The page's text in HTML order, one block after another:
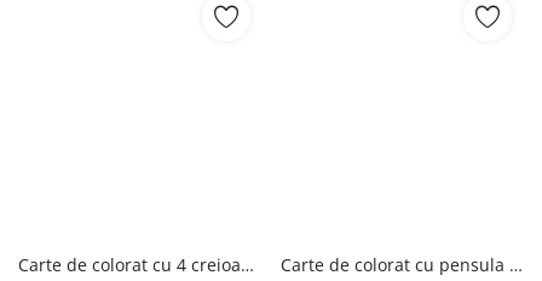
Carte de colorat cu 4 creioane cerate. Coloram la Circ Editura Litera
Carte de colorat cu pensula si acuarele format mic My little Pony. Sa pictam impreuna Editura Litera